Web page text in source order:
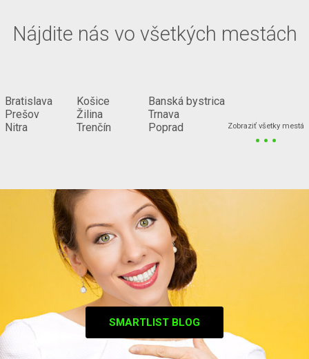
Nájdite nás vo všetkých mestách
Bratislava
Prešov
Nitra
Košice
Žilina
Trenčín
Banská bystrica
Trnava
Poprad
Zobraziť všetky mestá
...
SMARTLIST BLOG